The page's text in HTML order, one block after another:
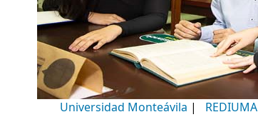
Universidad Monteávila | REDIUMA